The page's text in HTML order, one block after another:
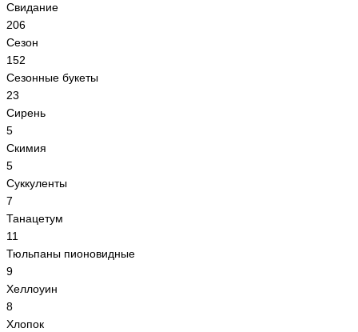
Свидание
206
Сезон
152
Сезонные букеты
23
Сирень
5
Скимия
5
Суккуленты
7
Танацетум
11
Тюльпаны пионовидные
9
Хеллоуин
8
Хлопок